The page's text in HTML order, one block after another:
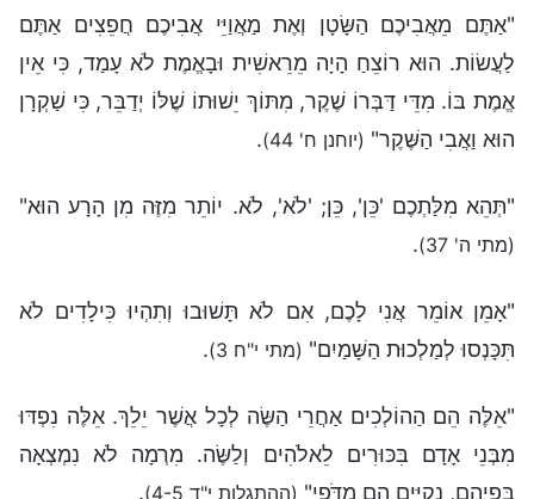
"אַתֶּם מֵאֲבִיכֶם הַשָּׂטָן וְאֶת מַאֲוַיֵּי אֲבִיכֶם חֲפֵצִים אַתֶּם
לַעֲשׂוֹת. הוּא רוֹצֵחַ הָיָה מֵרֵאשִׁית וּבָאֱמֶת לֹא עָמַד, כִּי אֵין
אֱמֶת בּוֹ. מִדֵּי דַּבְּרוֹ שֶׁקֶר, מִתּוֹךְ יֵשׁוּתוֹ שֶׁלּוֹ יְדַבֵּר, כִּי שַׁקְרָן
הוּא וַאֲבִי הַשֶּׁקֶר" (יוחנן ח' 44) .
"תְּהֵא מִלַּתְכֶם 'כֵּן', כֵּן; 'לֹא', לֹא. יוֹתֵר מִזֶּה מִן הָרָע הוּא"
(מתי ה' 37) .
"אָמֵן אוֹמֵר אֲנִי לָכֶם, אִם לֹא תָּשׁוּבוּ וְתִהְיוּ כִּילָדִים לֹא
תִּכָּנְסוּ לְמַלְכוּת הַשָּׁמַיִם" (מתי י"ח 3) .
"אֵלֶּה הֵם הַהוֹלְכִים אַחֲרֵי הַשֶּׂה לְכָל אֲשֶׁר יֵלֵךְ. אֵלֶּה נִפְדּוּ
מִבְּנֵי אָדָם בִּכּוּרִים לֵאלֹהִים וְלַשֶּׂה. מִרְמָה לֹא נִמְצְאָה
בְּפִיהֶם, נְקִיִּים הֵם מִדֺּפִי" (ההתגלות י"ד 4-5) .